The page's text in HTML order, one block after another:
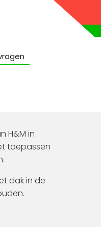
H&M in
toepassen
dak in de